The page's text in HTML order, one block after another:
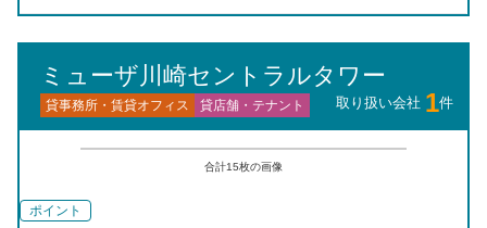
ミューザ川崎セントラルタワー
貸事務所・賃貸オフィス 貸店舗・テナント 取り扱い会社 1件
合計15枚の画像
ポイント